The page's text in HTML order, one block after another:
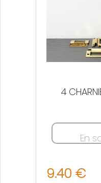
4
En
9.40 €